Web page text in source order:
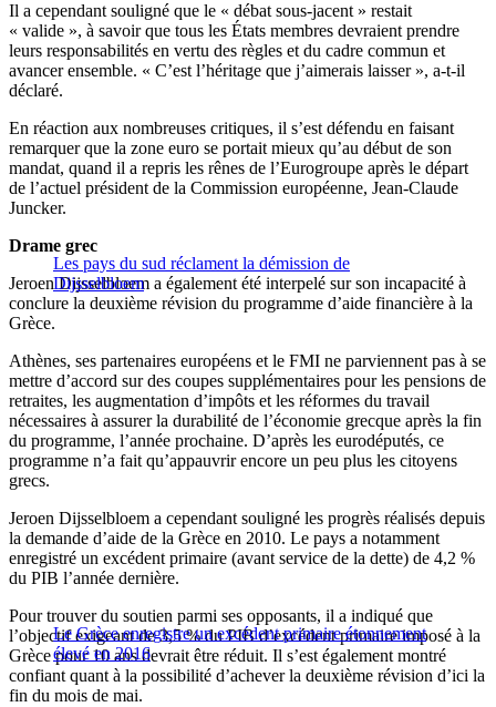
Il a cependant souligné que le « débat sous-jacent » restait
« valide », à savoir que tous les États membres devraient prendre
leurs responsabilités en vertu des règles et du cadre commun et
avancer ensemble. « C’est l’héritage que j’aimerais laisser », a-t-il
déclaré.
En réaction aux nombreuses critiques, il s’est défendu en faisant
remarquer que la zone euro se portait mieux qu’au début de son
mandat, quand il a repris les rênes de l’Eurogroupe après le départ
de l’actuel président de la Commission européenne, Jean-Claude
Juncker.
Les pays du sud réclament la démission de
Dijsselbloem
Drame grec
Jeroen Dijsselbloem a également été interpelé sur son incapacité à
conclure la deuxième révision du programme d’aide financière à la
Grèce.
Athènes, ses partenaires européens et le FMI ne parviennent pas à se
mettre d’accord sur des coupes supplémentaires pour les pensions de
retraites, les augmentation d’impôts et les réformes du travail
nécessaires à assurer la durabilité de l’économie grecque après la fin
du programme, l’année prochaine. D’après les eurodéputés, ce
programme n’a fait qu’appauvrir encore un peu plus les citoyens
grecs.
Jeroen Dijsselbloem a cependant souligné les progrès réalisés depuis
la demande d’aide de la Grèce en 2010. Le pays a notamment
enregistré un excédent primaire (avant service de la dette) de 4,2 %
du PIB l’année dernière.
Le Grèce enregistre un excédent primaire étonnement
élevé en 2016
Pour trouver du soutien parmi ses opposants, il a indiqué que
l’objectif exigeant de 3,5 % du PIB d’excédent primaire imposé à la
Grèce pour 10 ans devrait être réduit. Il s’est également montré
confiant quant à la possibilité d’achever la deuxième révision d’ici la
fin du mois de mai.